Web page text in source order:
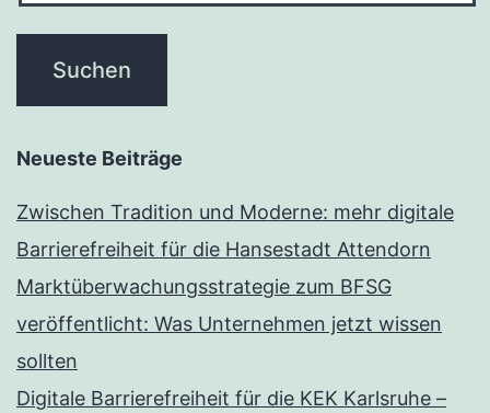
Neueste Beiträge
Zwischen Tradition und Moderne: mehr digitale
Barrierefreiheit für die Hansestadt Attendorn
Marktüberwachungsstrategie zum BFSG
veröffentlicht: Was Unternehmen jetzt wissen
sollten
Digitale Barrierefreiheit für die KEK Karlsruhe –